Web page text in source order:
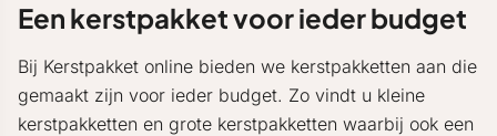
Een kerstpakket voor ieder budget
Bij Kerstpakket online bieden we kerstpakketten aan die
gemaakt zijn voor ieder budget. Zo vindt u kleine
kerstpakketten en grote kerstpakketten waarbij ook een